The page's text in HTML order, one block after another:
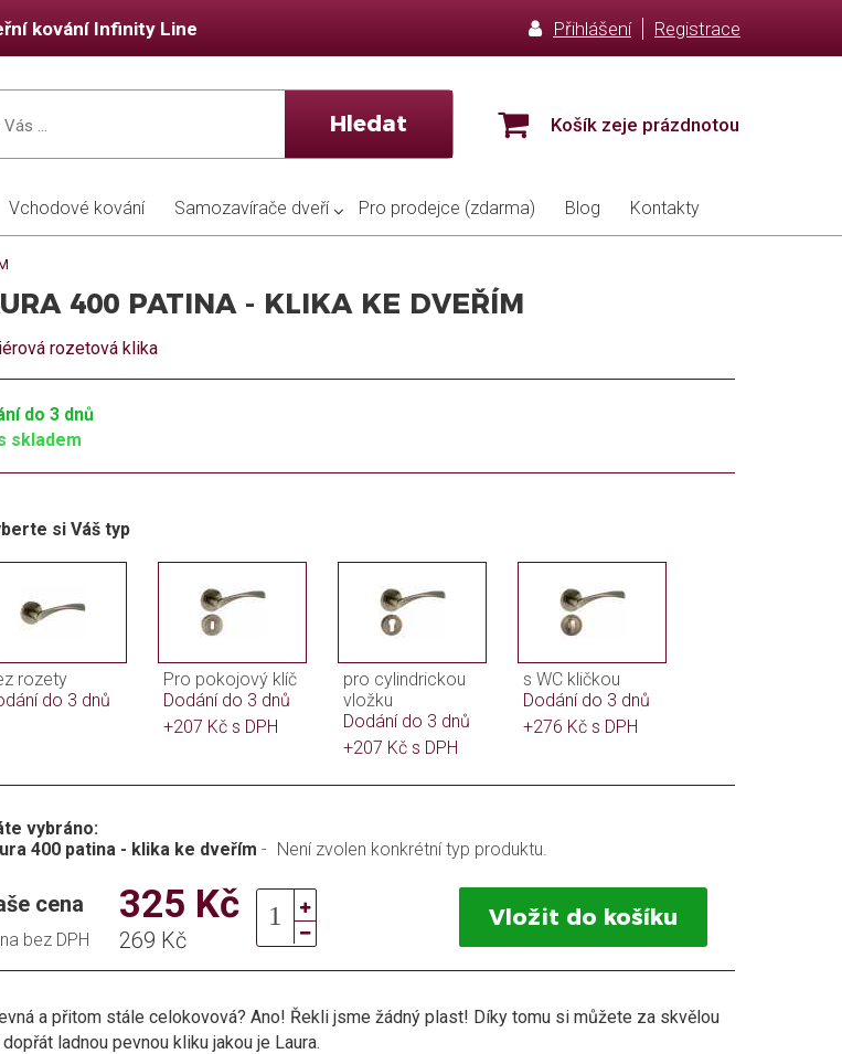
kování Infinity Line Přihlášení Registrace
Hledat Košík zeje prázdnotou
Vchodové kování Samozavírače dveří Pro prodejce (zdarma) Blog Kontakty
400 PATINA - KLIKA KE DVEŘÍM
rozetová klika
do 3 dnů
skladem
si Váš typ
rozety
do 3 dnů
Pro pokojový klíč
Dodání do 3 dnů
+207 Kč s DPH
pro cylindrickou
vložku
Dodání do 3 dnů
+207 Kč s DPH
s WC kličkou
Dodání do 3 dnů
+276 Kč s DPH
vybráno:
400 patina - klika ke dveřím - Není zvolen konkrétní typ produktu.
cena 325 Kč
bez DPH 269 Kč
Vložit do košíku
a přitom stále celokovová? Ano! Řekli jsme žádný plast! Díky tomu si můžete za skvělou
ladnou pevnou kliku jakou je Laura.